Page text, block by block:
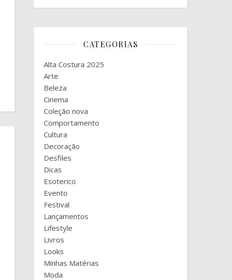
CATEGORIAS
Alta Costura 2025
Arte
Beleza
Cinema
Coleção nova
Comportamento
Cultura
Decoração
Desfiles
Dicas
Esoterico
Evento
Festival
Lançamentos
Lifestyle
Livros
Looks
Minhas Matérias
Moda